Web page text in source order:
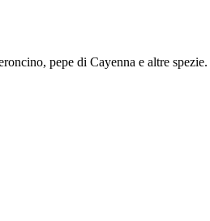
pepe di Cayenna e altre